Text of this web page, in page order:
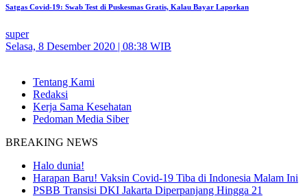
Satgas Covid-19: Swab Test di Puskesmas Gratis, Kalau Bayar Laporkan
super
Selasa, 8 Desember 2020 | 08:38 WIB
Tentang Kami
Redaksi
Kerja Sama Kesehatan
Pedoman Media Siber
BREAKING NEWS
Halo dunia!
Harapan Baru! Vaksin Covid-19 Tiba di Indonesia Malam Ini
PSBB Transisi DKI Jakarta Diperpanjang Hingga 21